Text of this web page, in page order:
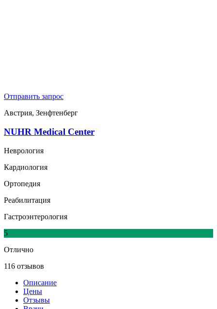
Отправить запрос
Австрия, Зенфтенберг
NUHR Medical Center
Неврология
Кардиология
Ортопедия
Реабилитация
Гастроэнтерология
5
Отлично
116 отзывов
Описание
Цены
Отзывы